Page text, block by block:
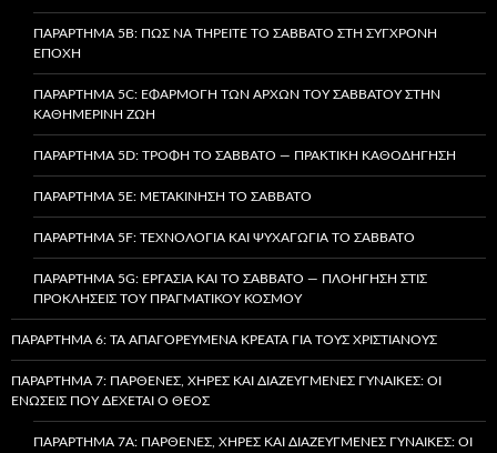
ΠΑΡΆΡΤΗΜΑ 5B: ΠΏΣ ΝΑ ΤΗΡΕΊΤΕ ΤΟ ΣΆΒΒΑΤΟ ΣΤΗ ΣΎΓΧΡΟΝΗ
ΕΠΟΧΉ
ΠΑΡΆΡΤΗΜΑ 5C: ΕΦΑΡΜΟΓΉ ΤΩΝ ΑΡΧΏΝ ΤΟΥ ΣΑΒΒΆΤΟΥ ΣΤΗΝ
ΚΑΘΗΜΕΡΙΝΉ ΖΩΉ
ΠΑΡΆΡΤΗΜΑ 5D: ΤΡΟΦΉ ΤΟ ΣΆΒΒΑΤΟ — ΠΡΑΚΤΙΚΉ ΚΑΘΟΔΉΓΗΣΗ
ΠΑΡΆΡΤΗΜΑ 5E: ΜΕΤΑΚΊΝΗΣΗ ΤΟ ΣΆΒΒΑΤΟ
ΠΑΡΆΡΤΗΜΑ 5F: ΤΕΧΝΟΛΟΓΊΑ ΚΑΙ ΨΥΧΑΓΩΓΊΑ ΤΟ ΣΆΒΒΑΤΟ
ΠΑΡΆΡΤΗΜΑ 5G: ΕΡΓΑΣΊΑ ΚΑΙ ΤΟ ΣΆΒΒΑΤΟ — ΠΛΟΉΓΗΣΗ ΣΤΙΣ
ΠΡΟΚΛΉΣΕΙΣ ΤΟΥ ΠΡΑΓΜΑΤΙΚΟΎ ΚΌΣΜΟΥ
ΠΑΡΆΡΤΗΜΑ 6: ΤΑ ΑΠΑΓΟΡΕΥΜΈΝΑ ΚΡΈΑΤΑ ΓΙΑ ΤΟΥΣ ΧΡΙΣΤΙΑΝΟΎΣ
ΠΑΡΆΡΤΗΜΑ 7: ΠΑΡΘΈΝΕΣ, ΧΉΡΕΣ ΚΑΙ ΔΙΑΖΕΥΓΜΈΝΕΣ ΓΥΝΑΊΚΕΣ: ΟΙ
ΕΝΏΣΕΙΣ ΠΟΥ ΔΈΧΕΤΑΙ Ο ΘΕΌΣ
ΠΑΡΆΡΤΗΜΑ 7A: ΠΑΡΘΈΝΕΣ, ΧΉΡΕΣ ΚΑΙ ΔΙΑΖΕΥΓΜΈΝΕΣ ΓΥΝΑΊΚΕΣ: ΟΙ